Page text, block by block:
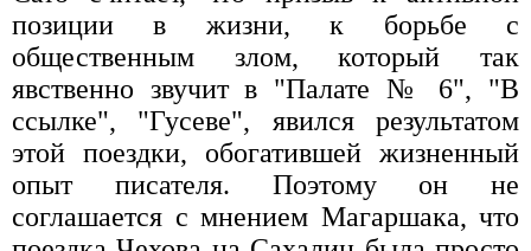
позиции в жизни, к борьбе с
общественным злом, который так
явственно звучит в "Палате № 6", "В
ссылке", "Гусеве", явился результатом
этой поездки, обогатившей жизненный
опыт писателя. Поэтому он не
соглашается с мнением Магаршака, что